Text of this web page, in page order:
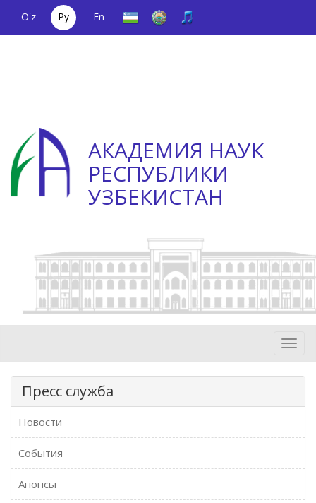
O'z Ру
En
АКАДЕМИЯ НАУК
РЕСПУБЛИКИ
УЗБЕКИСТАН
Пресс служба
Новости
События
Анонсы